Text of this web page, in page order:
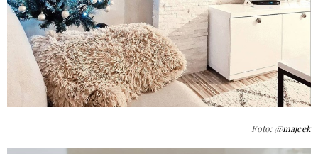
Foto: @majcek